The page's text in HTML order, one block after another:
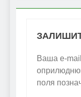
Ваша e-
поля